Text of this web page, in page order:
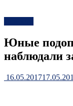
Юные
наблюдали
16.05.2017